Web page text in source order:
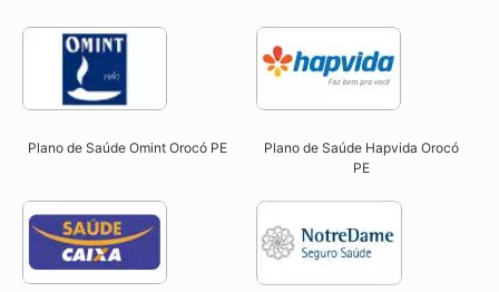
Plano de Saúde Omint Orocó PE​
Plano de Saúde Hapvida Orocó
PE​